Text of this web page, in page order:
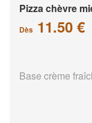
Pizza chèvre
Dès 11.50 €
Base crème